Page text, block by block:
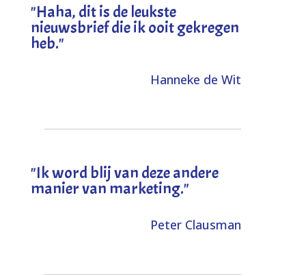
"Haha, dit is de leukste
nieuwsbrief die ik ooit gekregen
heb."
Hanneke de Wit
"Ik word blij van deze andere
manier van marketing."
Peter Clausman